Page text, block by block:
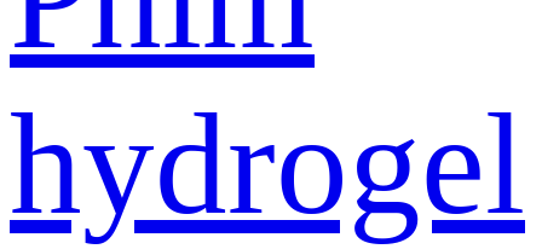
hydrogel